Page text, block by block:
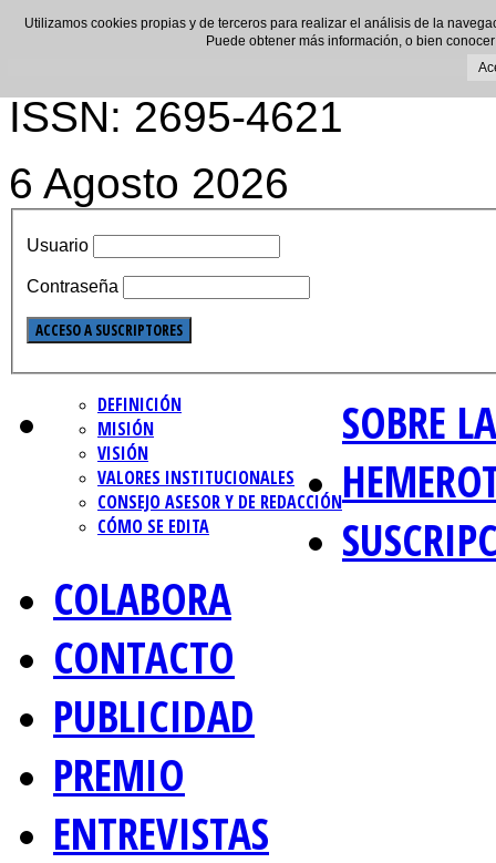
ISSN: 2695-4621
6 Agosto 2026
Usuario
Contraseña
SOBRE
DEFINICIÓN
MISIÓN
VISIÓN
VALORES INSTITUCIONALES
CONSEJO ASESOR Y DE REDACCIÓN
CÓMO SE EDITA
COLABORA
CONTACTO
PUBLICIDAD
PREMIO
ENTREVISTAS
Utilizamos cookies propias y de terceros para realizar el análisis de la
Puede obtener más información, o bien